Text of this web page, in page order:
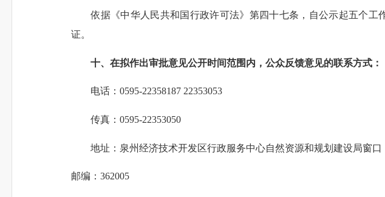
依据《中华人民共和国行政许可法》第四十七条，自公示起五个
证。
十、在拟作出审批意见公开时间范围内，公众反馈意见的联系方式：
电话：0595-22358187 22353053
传真：0595-22353050
地址：泉州经济技术开发区行政服务中心自然资源和规划建设局窗口
邮编：362005